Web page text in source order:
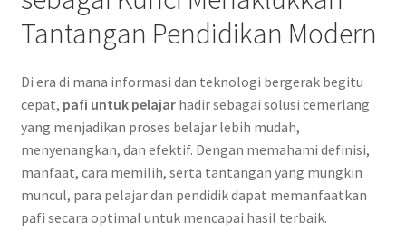
Tantangan Pendidikan Modern
Di era di mana informasi dan teknologi bergerak begitu
cepat, pafi untuk pelajarhadir sebagai solusi cemerlang
yang menjadikan proses belajar lebih mudah,
menyenangkan, dan efektif. Dengan memahami definisi,
manfaat, cara memilih, serta tantangan yang mungkin
muncul, para pelajar dan pendidik dapat memanfaatkan
pafi secara optimal untuk mencapai hasil terbaik.